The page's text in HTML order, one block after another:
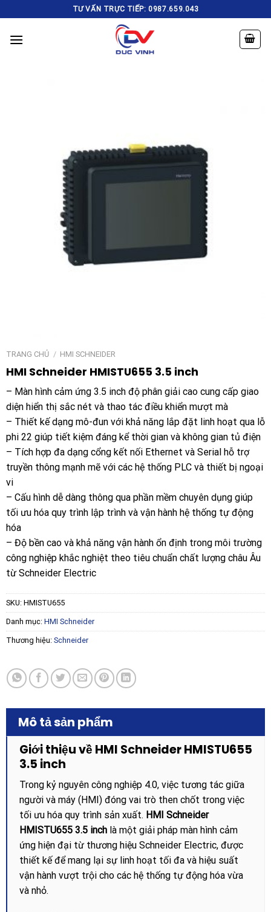
to
content
TƯ VẤN TRỰC TIẾP: 0987.659.043
TRANG CHỦ / HMI SCHNEIDER
HMI Schneider HMISTU655 3.5 inch
– Màn hình cảm ứng 3.5 inch độ phân giải cao cung cấp giao
diện hiển thị sắc nét và thao tác điều khiển mượt mà
– Thiết kế dạng mô-đun với khả năng lắp đặt linh hoạt qua lỗ
phi 22 giúp tiết kiệm đáng kể thời gian và không gian tủ điện
– Tích hợp đa dạng cổng kết nối Ethernet và Serial hỗ trợ
truyền thông mạnh mẽ với các hệ thống PLC và thiết bị ngoại
vi
– Cấu hình dễ dàng thông qua phần mềm chuyên dụng giúp
tối ưu hóa quy trình lập trình và vận hành hệ thống tự động
hóa
– Độ bền cao và khả năng vận hành ổn định trong môi trường
công nghiệp khắc nghiệt theo tiêu chuẩn chất lượng châu Âu
từ Schneider Electric
SKU: HMISTU655
Danh mục: HMI Schneider
Thương hiệu: Schneider
Mô tả sản phẩm
Giới thiệu về HMI Schneider HMISTU655
3.5 inch
Trong kỷ nguyên công nghiệp 4.0, việc tương tác giữa
người và máy (HMI) đóng vai trò then chốt trong việc
tối ưu hóa quy trình sản xuất. HMI Schneider
HMISTU655 3.5 inchlà một giải pháp màn hình cảm
ứng hiện đại từ thương hiệu Schneider Electric, được
thiết kế để mang lại sự linh hoạt tối đa và hiệu suất
vận hành vượt trội cho các hệ thống tự động hóa vừa
và nhỏ.